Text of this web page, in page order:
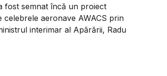
fost semnat încă un proiect
aeronave AWACS prin
interimar al Apărării, Radu